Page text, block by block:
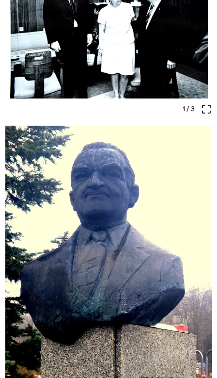
crop_free
1 / 3